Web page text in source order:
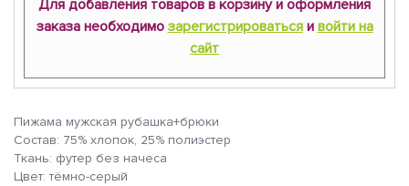
Для добавления товаров в корзину и оформления
заказа необходимо зарегистрироватьсяи войти на
сайт
Пижама мужская рубашка+брюки
Состав: 75% хлопок, 25% полиэстер
Ткань: футер без начеса
Цвет: тёмно-серый